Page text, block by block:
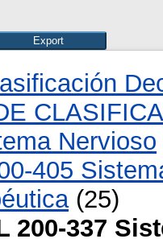
Nervioso
405
(25)
200-337